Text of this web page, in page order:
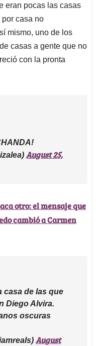
eran pocas las casas
casa no
mismo, uno de los
casas a gente que no
con la pronta
August 25,
otro: el mensaje que
cambió a Carmen
casa de las que
Diego Alvira.
oscuras
August